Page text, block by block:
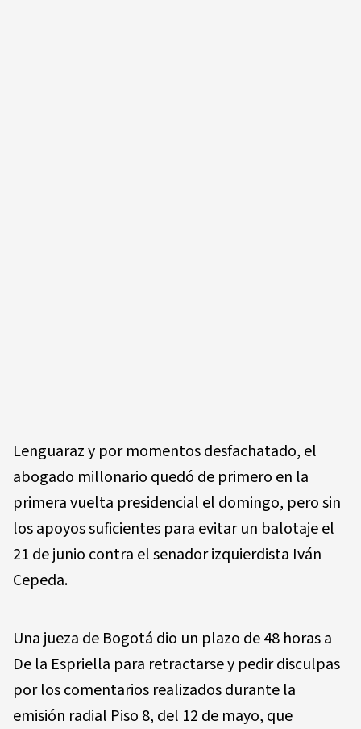
Lenguaraz y por momentos desfachatado, el
abogado millonario quedó de primero en la
primera vuelta presidencial el domingo, pero sin
los apoyos suficientes para evitar un balotaje el
21 de junio contra el senador izquierdista Iván
Cepeda.
Una jueza de Bogotá dio un plazo de 48 horas a
De la Espriella para retractarse y pedir disculpas
por los comentarios realizados durante la
emisión radial Piso 8, del 12 de mayo, que